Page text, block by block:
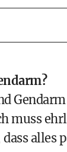
muss
alles